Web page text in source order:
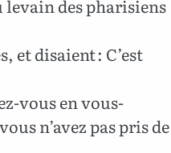
levain des pharisiens
et disaient : C’est
vous en vous-
n’avez pas pris de